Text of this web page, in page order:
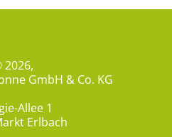
2026,
GmbH & Co. KG
Allee 1
Erlbach